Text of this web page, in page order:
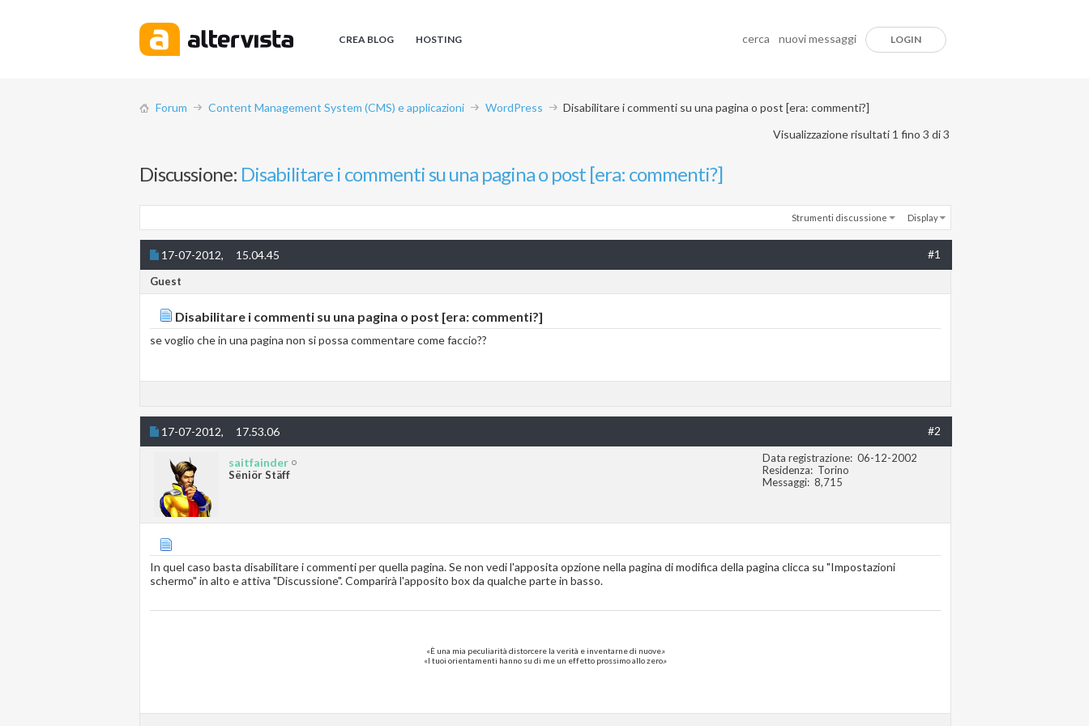
CREA BLOG HOSTING cerca nuovi messaggi LOGIN
Forum Content Management System (CMS) e applicazioni WordPress
Disabilitare i commenti su una pagina o post [era: commenti?]
Visualizzazione risultati 1 fino 3 di 3
Discussione: Disabilitare i commenti su una pagina o post [era: commenti?]
Strumenti discussione Display
17-07-2012, 15.04.45 #1
Guest
Disabilitare i commenti su una pagina o post [era: commenti?]
se voglio che in una pagina non si possa commentare come faccio??
17-07-2012, 17.53.06 #2
saitfainder
Sëniör Stäff
Data registrazione 06-12-2002
Residenza
Torino
Messaggi 8,715
In quel caso basta disabilitare i commenti per quella pagina. Se non vedi l'apposita opzione nella pagina di modifica della pagina clicca su "Impostazioni
schermo" in alto e attiva "Discussione". Comparirà l'apposito box da qualche parte in basso.
«È una mia peculiarità distorcere la verità e inventarne di nuove.»
«I tuoi orientamenti hanno su di me un effetto prossimo allo zero.»